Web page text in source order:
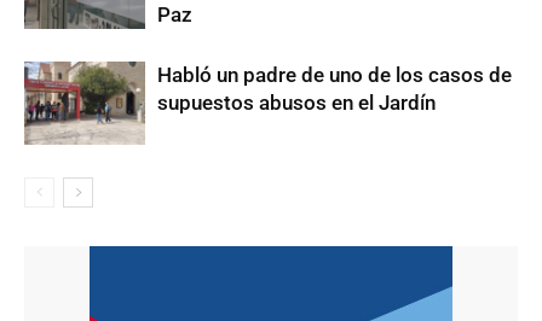
Paz
Habló un padre de uno de los casos de
supuestos abusos en el Jardín